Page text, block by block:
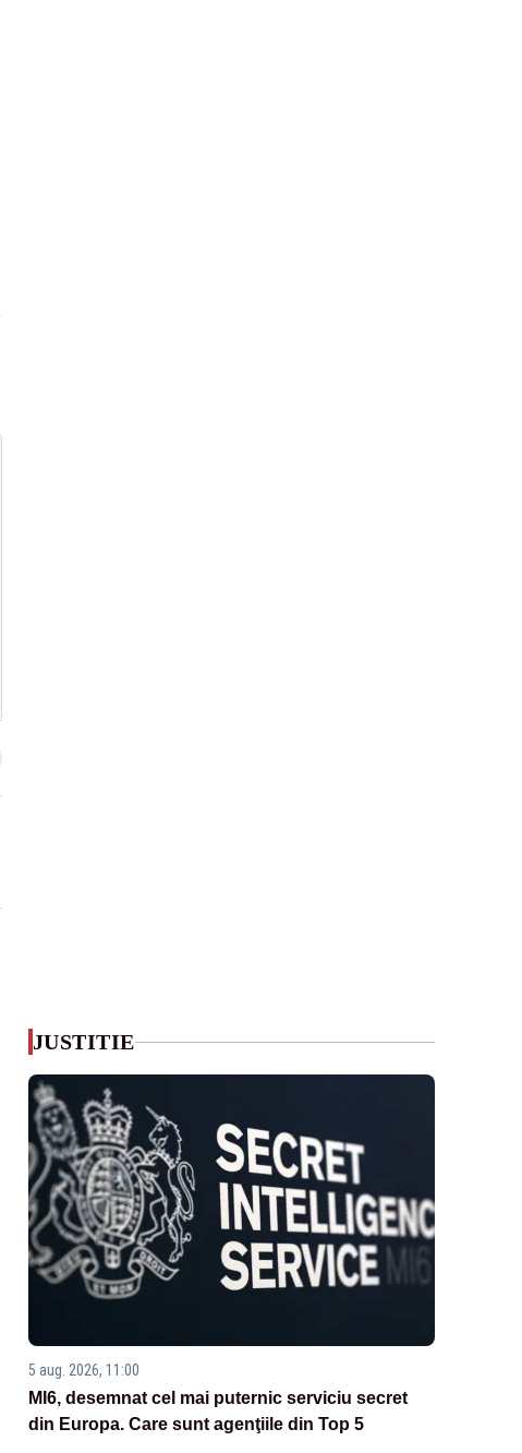
JUSTITIE
5 aug. 2026, 11:00
MI6, desemnat cel mai puternic serviciu secret
din Europa. Care sunt agenţiile din Top 5